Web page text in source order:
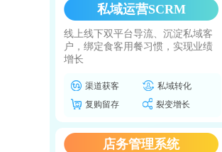
私域运营SCRM
线上线下双平台导流、沉淀私域客
户，绑定食客用餐习惯，实现业绩
增长
渠道获客
私域转化
复购留存
裂变增长
店务管理系统